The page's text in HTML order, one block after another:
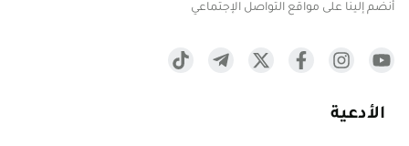
أنضم إلينا على مواقع التواصل الإجتماعي
الأدعية